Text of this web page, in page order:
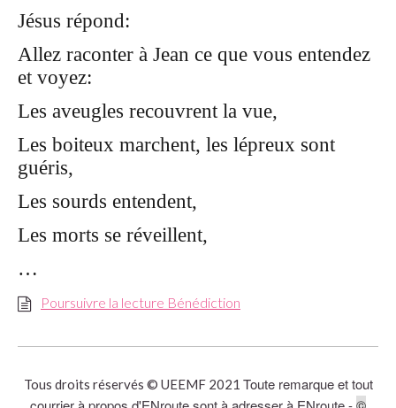
Jésus répond:
Allez raconter à Jean ce que vous entendez
et voyez:
Les aveugles recouvrent la vue,
Les boiteux marchent, les lépreux sont
guéris,
Les sourds entendent,
Les morts se réveillent,
…
Poursuivre la lecture Bénédiction
Tous droits réservés © UEEMF 2021 Toute remarque et tout